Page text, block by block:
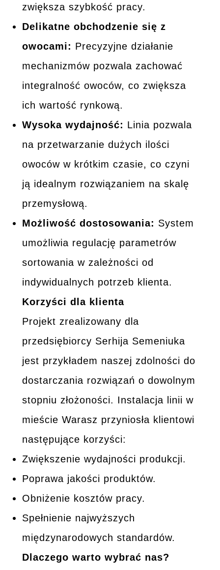
zwiększa szybkość pracy.
Delikatne obchodzenie się z
owocami: Precyzyjne działanie
mechanizmów pozwala zachować
integralność owoców, co zwiększa
ich wartość rynkową.
Wysoka wydajność: Linia pozwala
na przetwarzanie dużych ilości
owoców w krótkim czasie, co czyni
ją idealnym rozwiązaniem na skalę
przemysłową.
Możliwość dostosowania: System
umożliwia regulację parametrów
sortowania w zależności od
indywidualnych potrzeb klienta.
Korzyści dla klienta
Projekt zrealizowany dla
przedsiębiorcy Serhija Semeniuka
jest przykładem naszej zdolności do
dostarczania rozwiązań o dowolnym
stopniu złożoności. Instalacja linii w
mieście Warasz przyniosła klientowi
następujące korzyści:
Zwiększenie wydajności produkcji.
Poprawa jakości produktów.
Obniżenie kosztów pracy.
Spełnienie najwyższych
międzynarodowych standardów.
Dlaczego warto wybrać nas?